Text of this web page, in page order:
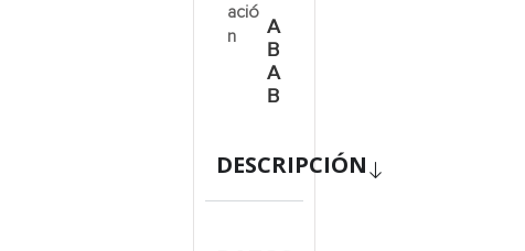
ació
n
A
B
A
B
DESCRIPCIÓN